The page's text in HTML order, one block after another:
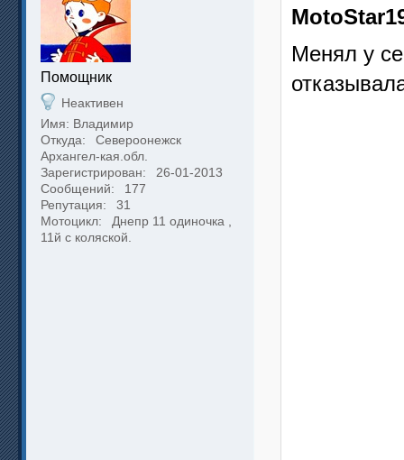
Помощник
Неактивен
Имя: Владимир
Откуда:
Североонежск
Архангел-кая.обл.
Зарегистрирован:
26-01-2013
Сообщений:
177
Репутация:
31
Мотоцикл:
Днепр 11 одиночка ,
11й с коляской.
Менял у